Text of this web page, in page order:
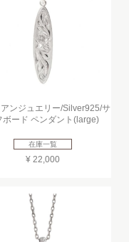
ンジュエリー/Silver925/サ
ボード ペンダント(large)
在庫一覧
¥ 22,000